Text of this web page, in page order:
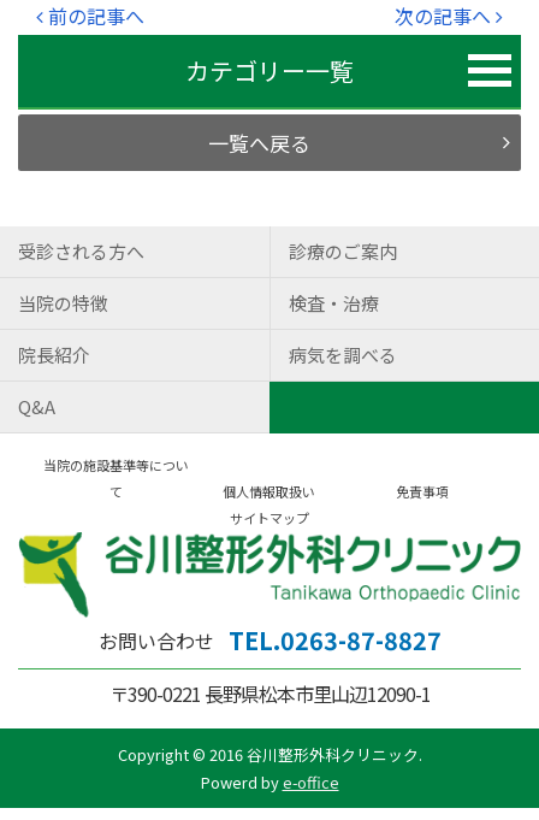
前の記事へ 次の記事へ
カテゴリー一覧
一覧へ戻る
受診される方へ 診療のご案内
当院の特徴 検査・治療
院長紹介 病気を調べる
Q&A
当院の施設基準等につい
て
個人情報取扱い
免責事項
サイトマップ
お問い合わせ TEL.0263-87-8827
〒390-0221 長野県松本市里山辺12090-1
Copyright © 2016 谷川整形外科クリニック.
Powerd bye-office